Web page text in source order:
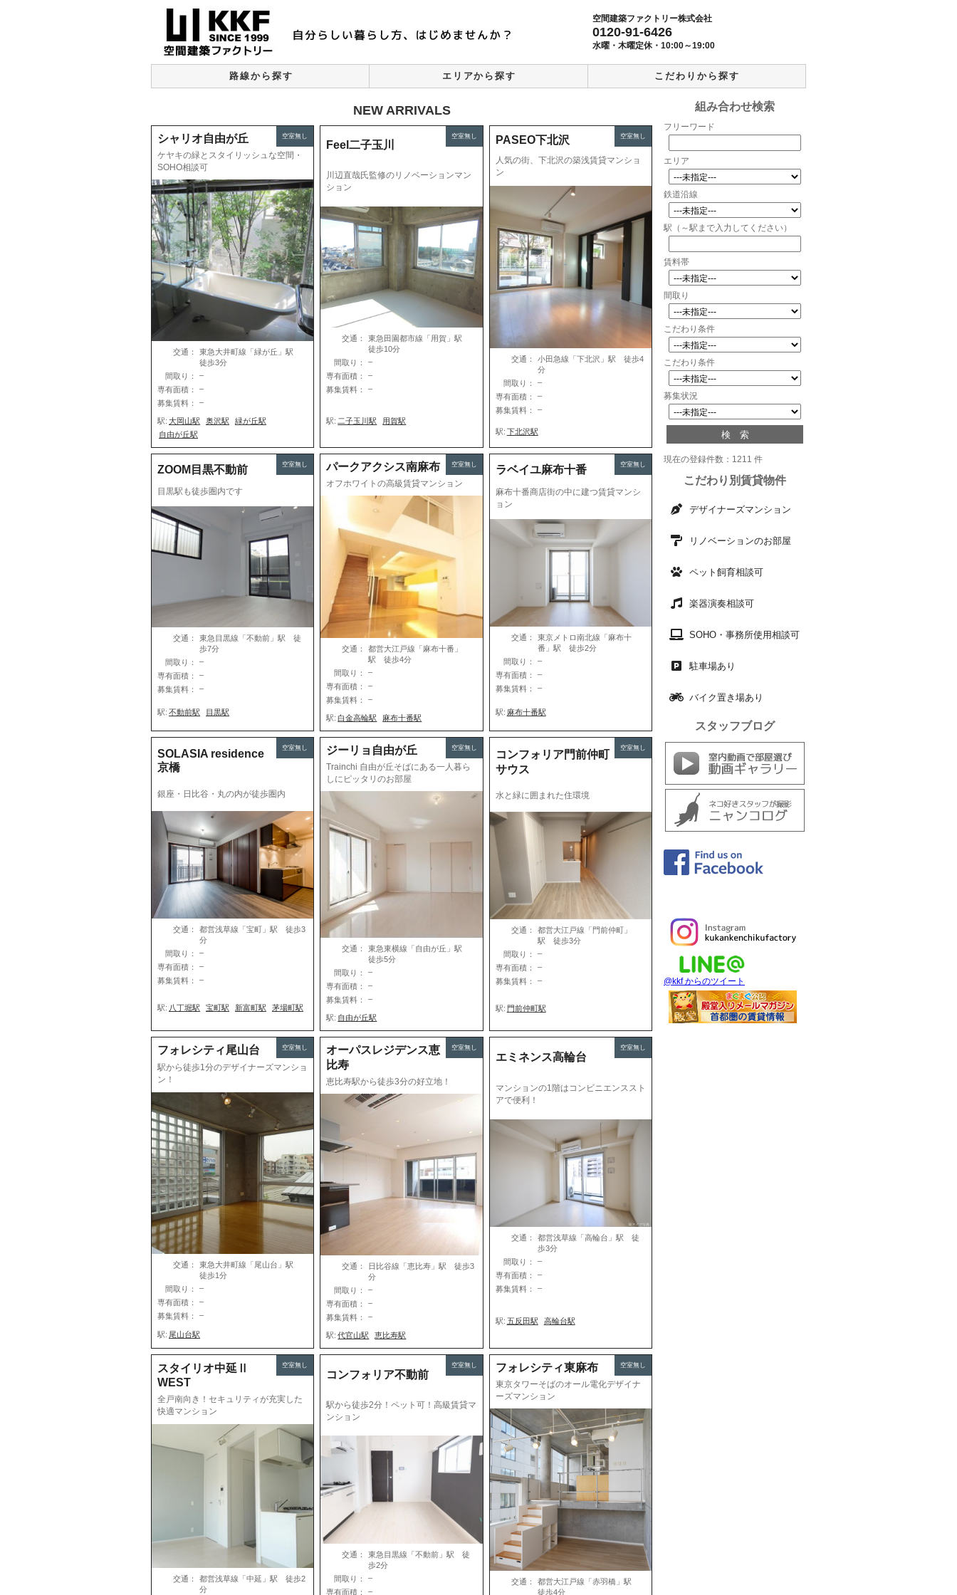
空間建築ファクトリー株式会社
0120-91-6426
水曜・木曜定休・ 10:00～19:00
路線から探す エリアから探す こだわりから探す
NEW ARRIVALS
シャリオ自由が丘
ケヤキの緑とスタイリッシュな空間・
SOHO相談可
交通：
東急大井町線「緑が丘」駅
徒歩3分
間取り：
–
専有面積：
–
募集賃料：
–
駅: 大岡山駅 奥沢駅
緑が丘駅
自由が丘駅
空室無し
Feel二子玉川
川辺直哉氏監修のリノベーションマン
ション
交通：
東急田園都市線「用賀」駅
徒歩10分
間取り：
–
専有面積：
–
募集賃料：
–
駅: 二子玉川駅 用賀駅
空室無し PASEO下北沢
人気の街、下北沢の築浅賃貸マンショ
ン
交通：
小田急線「下北沢」駅 徒歩4
分
間取り：
–
専有面積：
–
募集賃料：
–
駅: 下北沢駅
空室無し
ZOOM目黒不動前
目黒駅も徒歩圏内です
交通：
東急目黒線「不動前」駅 徒
歩7分
間取り：
–
専有面積：
–
募集賃料：
–
駅: 不動前駅 目黒駅
空室無し パークアクシス南麻布
オフホワイトの高級賃貸マンション
交通：
都営大江戸線「麻布十番」
駅 徒歩4分
間取り：
–
専有面積：
–
募集賃料：
–
駅: 白金高輪駅 麻布十番駅
空室無し ラベイユ麻布十番
麻布十番商店街の中に建つ賃貸マンシ
ョン
交通：
東京メトロ南北線「麻布十
番」駅 徒歩2分
間取り：
–
専有面積：
–
募集賃料：
–
駅: 麻布十番駅
空室無し
SOLASIA residence
京橋
銀座・日比谷・丸の内が徒歩圏内
交通：
都営浅草線「宝町」駅 徒歩3
分
間取り：
–
専有面積：
–
募集賃料：
–
駅: 八丁堀駅 宝町駅 新富町駅 茅場町駅
空室無し ジーリョ自由が丘
Trainchi 自由が丘そばにある一人暮ら
しにピッタリのお部屋
交通：
東急東横線「自由が丘」駅
徒歩5分
間取り：
–
専有面積：
–
募集賃料：
–
駅: 自由が丘駅
空室無し
コンフォリア門前仲町
サウス
水と緑に囲まれた住環境
交通：
都営大江戸線「門前仲町」
駅 徒歩3分
間取り：
–
専有面積：
–
募集賃料：
–
駅: 門前仲町駅
空室無し
フォレシティ尾山台
駅から徒歩1分のデザイナーズマンショ
ン！
交通：
東急大井町線「尾山台」駅
徒歩1分
間取り：
–
専有面積：
–
募集賃料：
–
駅: 尾山台駅
空室無し
オーパスレジデンス恵
比寿
恵比寿駅から徒歩3分の好立地！
交通：
日比谷線「恵比寿」駅 徒歩3
分
間取り：
–
専有面積：
–
募集賃料：
–
駅: 代官山駅 恵比寿駅
空室無し
エミネンス高輪台
マンションの1階はコンビニエンススト
アで便利！
交通：
都営浅草線「高輪台」駅 徒
歩3分
間取り：
–
専有面積：
–
募集賃料：
–
駅: 五反田駅 高輪台駅
空室無し
スタイリオ中延Ⅱ
WEST
全戸南向き！セキュリティが充実した
快適マンション
交通：
都営浅草線「中延」駅 徒歩2
分
空室無し
コンフォリア不動前
駅から徒歩2分！ペット可！高級賃貸マ
ンション
交通：
東急目黒線「不動前」駅 徒
歩2分
間取り：
–
専有面積：
–
空室無し フォレシティ東麻布
東京タワーそばのオール電化デザイナ
ーズマンション
交通：
都営大江戸線「赤羽橋」駅
徒歩4分
空室無し
組み合わせ検索
フリーワード
エリア
鉄道沿線
駅（～駅まで入力してください）
賃料帯
間取り
こだわり条件
こだわり条件
募集状況
現在の登録件数：1211 件
こだわり別賃貸物件
デザイナーズマンション
リノベーションのお部屋
ペット飼育相談可
楽器演奏相談可
SOHO・事務所使用相談可
駐車場あり
バイク置き場あり
スタッフブログ
@kkf からのツイート